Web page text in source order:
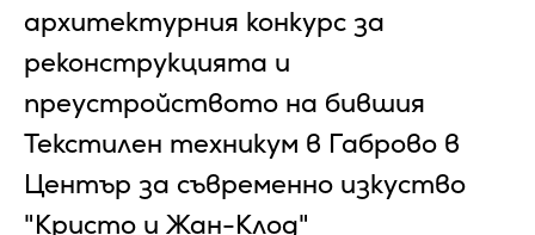
архитектурния конкурс за
реконструкцията и
преустройството на бившия
Текстилен техникум в Габрово в
Център за съвременно изкуство
"Кристо и Жан-Клод"